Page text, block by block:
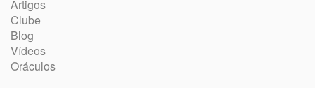
Artigos
Clube
Blog
Vídeos
Oráculos